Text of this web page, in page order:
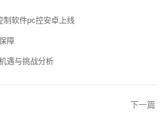
制软件pc控安卓上线
障
遇与挑战分析
下一篇